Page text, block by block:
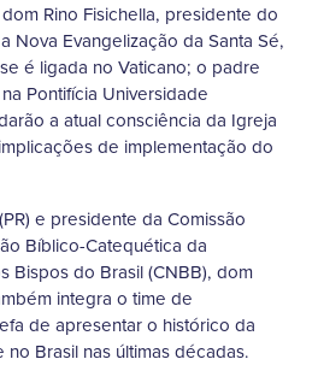
Rino Fisichella, presidente do
Nova Evangelização da Santa Sé,
é ligada no Vaticano; o padre
Pontifícia Universidade
a atual consciência da Igreja
de implementação do
e presidente da Comissão
Bíblico-Catequética da
Bispos do Brasil (CNBB), dom
integra o time de
de apresentar o histórico da
Brasil nas últimas décadas.